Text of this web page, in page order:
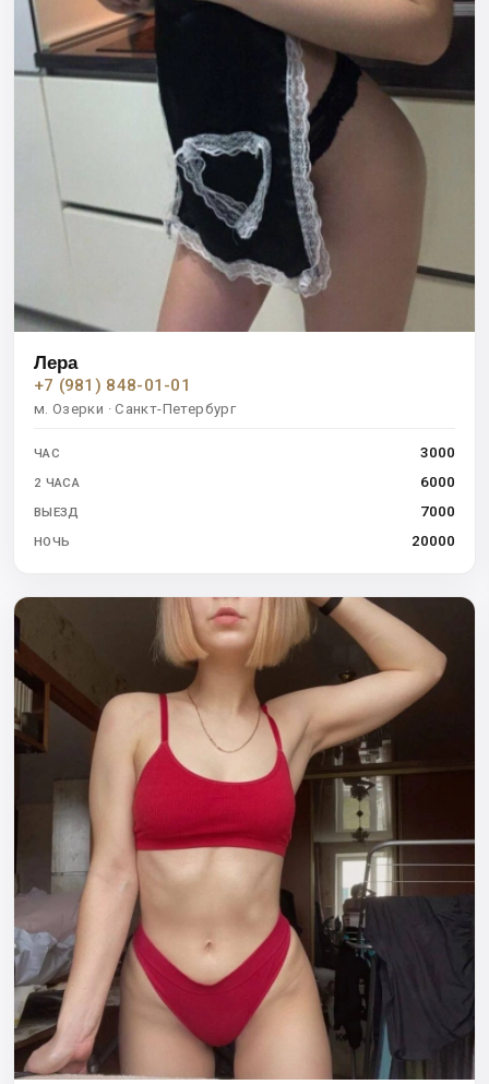
Лера
+7 (981) 848-01-01
м. Озерки · Санкт-Петербург
ЧАС 3000
2 ЧАСА 6000
ВЫЕЗД 7000
НОЧЬ 20000